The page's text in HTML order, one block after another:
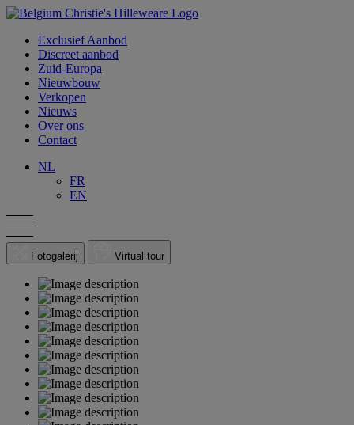
Exclusief Aanbod
Discreet aanbod
Zuid-Europa
Nieuwbouw
Verkopen
Nieuws
Over ons
Contact
NL
FR
EN
Fotogalerij Virtual tour